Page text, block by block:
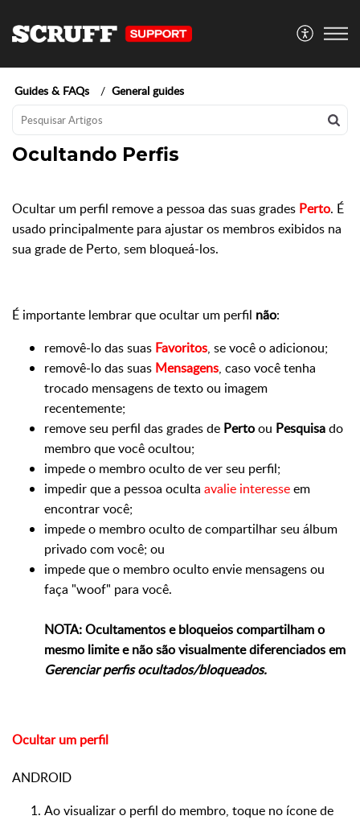
Guides & FAQs General guides
Ocultando Perfis
Ocultar um perfil remove a pessoa das suas grades Perto. É
usado principalmente para ajustar os membros exibidos na
sua grade de Perto, sem bloqueá-los.
É importante lembrar que ocultar um perfil não:
removê-lo das suas Favoritos, se você o adicionou;
removê-lo das suas Mensagens, caso você tenha
trocado mensagens de texto ou imagem
recentemente;
remove seu perfil das grades de Pertoou Pesquisado
membro que você ocultou;
impede o membro oculto de ver seu perfil;
impedir que a pessoa oculta avalie interesseem
encontrar você;
impede o membro oculto de compartilhar seu álbum
privado com você; ou
impede que o membro oculto envie mensagens ou
faça "woof" para você.
NOTA: Ocultamentos e bloqueios compartilham o
mesmo limite e não são visualmente diferenciados em
Gerenciar perfis ocultados/bloqueados.
Ocultar um perfil
ANDROID
Ao visualizar o perfil do membro, toque no ícone de